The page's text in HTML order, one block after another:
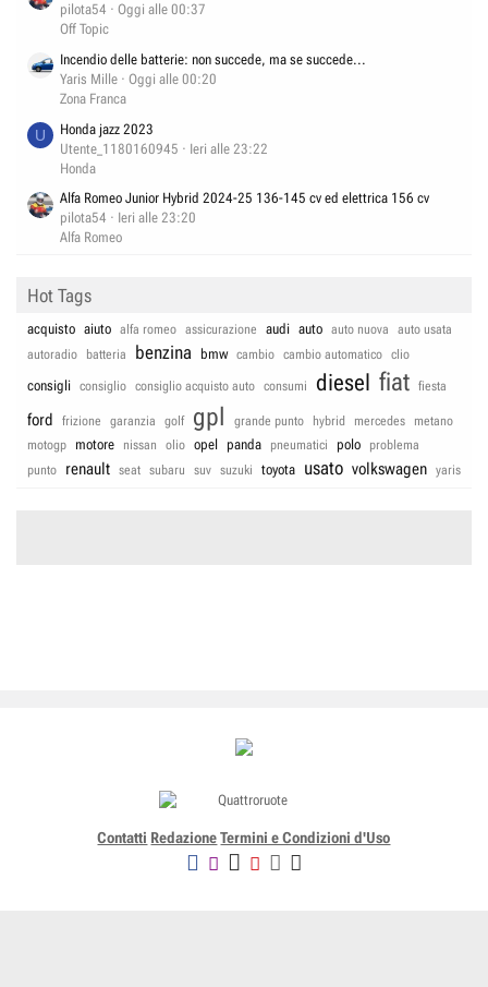
pilota54
Oggi alle 00:37
Off Topic
Incendio delle batterie: non succede, ma se succede...
Yaris Mille
Oggi alle 00:20
Zona Franca
U
Honda jazz 2023
Utente_1180160945
Ieri alle 23:22
Honda
Alfa Romeo Junior Hybrid 2024-25 136-145 cv ed elettrica 156 cv
pilota54
Ieri alle 23:20
Alfa Romeo
Hot Tags
acquisto aiuto alfa romeo assicurazione audi auto auto nuova
auto usata
autoradio
batteria benzina bmw cambio cambio automatico clio
consigli consiglio consiglio acquisto auto consumi diesel fiat fiesta
ford frizione garanzia golf gpl grande punto hybrid mercedes
metano
motogp
motore nissan olio opel panda pneumatici polo
problema
punto
renault seat subaru suv suzuki toyota usato volkswagen yaris
Contatti Redazione Termini e Condizioni d'Uso